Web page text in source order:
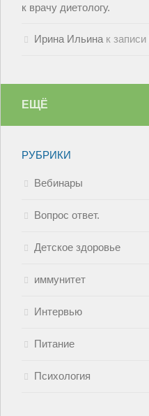
к врачу диетологу.
Ирина Ильина к записи
ЕЩЁ
РУБРИКИ
Вебинары
Вопрос ответ.
Детское здоровье
иммунитет
Интервью
Питание
Психология